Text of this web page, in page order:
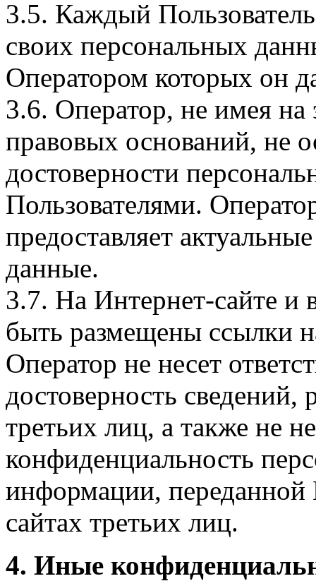
3.5. Каждый
своих персональных
Оператором которых он
3.6. Оператор, не имея
правовых оснований, не
достоверности
Пользователями.
предоставляет
данные.
3.7. На Интернет-сайте
быть размещены ссылки
Оператор не несет
достоверность
третьих лиц, а также не
конфиденциальность
информации, переданной
сайтах третьих лиц.
4. Иные